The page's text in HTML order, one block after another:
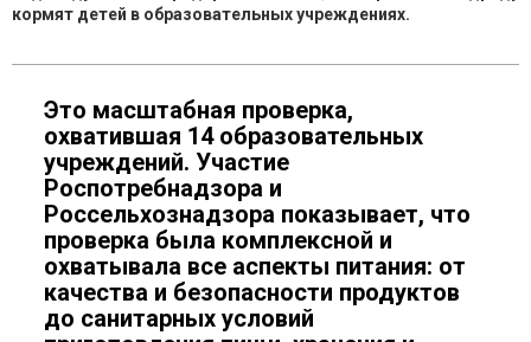
кормят детей в образовательных учреждениях.
Это масштабная проверка,
охватившая 14 образовательных
учреждений. Участие
Роспотребнадзора и
Россельхознадзора показывает, что
проверка была комплексной и
охватывала все аспекты питания: от
качества и безопасности продуктов
до санитарных условий